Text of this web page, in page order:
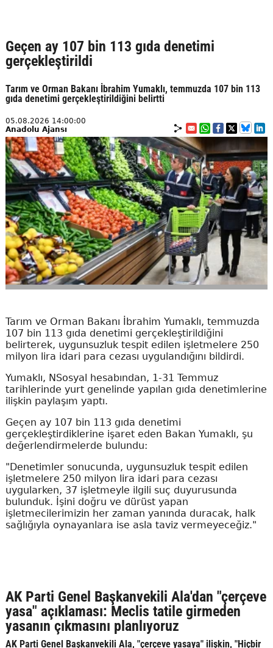
Geçen ay 107 bin 113 gıda denetimi
gerçekleştirildi
Tarım ve Orman Bakanı İbrahim Yumaklı, temmuzda 107 bin 113
gıda denetimi gerçekleştirildiğini belirtti
05.08.2026 14:00:00
Anadolu Ajansı
Tarım ve Orman Bakanı İbrahim Yumaklı, temmuzda
107 bin 113 gıda denetimi gerçekleştirildiğini
belirterek, uygunsuzluk tespit edilen işletmelere 250
milyon lira idari para cezası uygulandığını bildirdi.
Yumaklı, NSosyal hesabından, 1-31 Temmuz
tarihlerinde yurt genelinde yapılan gıda denetimlerine
ilişkin paylaşım yaptı.
Geçen ay 107 bin 113 gıda denetimi
gerçekleştirdiklerine işaret eden Bakan Yumaklı, şu
değerlendirmelerde bulundu:
"Denetimler sonucunda, uygunsuzluk tespit edilen
işletmelere 250 milyon lira idari para cezası
uygularken, 37 işletmeyle ilgili suç duyurusunda
bulunduk. İşini doğru ve dürüst yapan
işletmecilerimizin her zaman yanında duracak, halk
sağlığıyla oynayanlara ise asla taviz vermeyeceğiz."
AK Parti Genel Başkanvekili Ala'dan "çerçeve
yasa" açıklaması: Meclis tatile girmeden
yasanın çıkmasını planlıyoruz
AK Parti Genel Başkanvekili Ala, "çerçeve yasaya" ilişkin, "Hiçbir